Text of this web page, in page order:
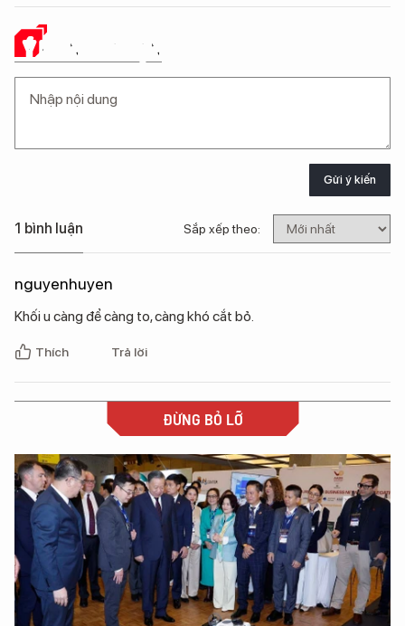
Ý KIẾN CỦA BẠN
Gửi ý kiến
1 bình luận Sắp xếp theo:
nguyenhuyen
Khối u càng để càng to, càng khó cắt bỏ.
Thích Trả lời
ĐỪNG BỎ LỠ